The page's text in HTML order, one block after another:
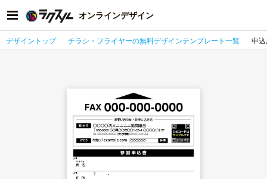
オンラインデザイン
デザイントップ チラシ・フライヤーの無料デザインテンプレート一覧 申込